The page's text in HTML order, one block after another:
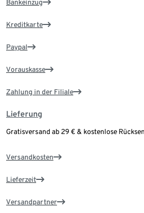
Bankeinzug
Kreditkarte
Paypal
Vorauskasse
Zahlung in der Filiale
Lieferung
Gratisversand ab 29 € & kostenlose
Versandkosten
Lieferzeit
Versandpartner